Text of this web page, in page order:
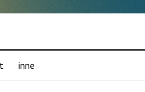
inne